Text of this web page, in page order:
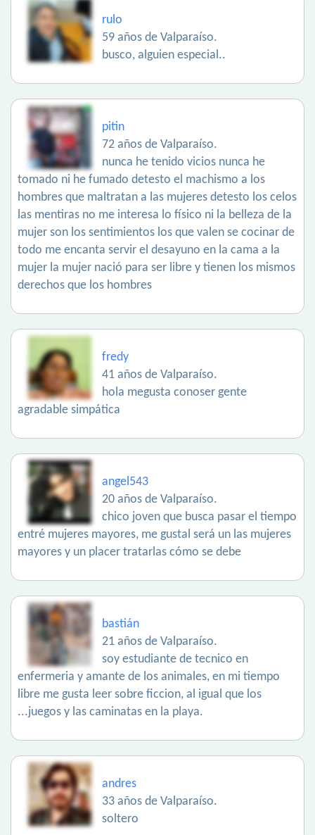
rulo
59 años de Valparaíso.
busco, alguien especial..
pitin
72 años de Valparaíso.
nunca he tenido vicios nunca he
tomado ni he fumado detesto el machismo a los
hombres que maltratan a las mujeres detesto los celos
las mentiras no me interesa lo físico ni la belleza de la
mujer son los sentimientos los que valen se cocinar de
todo me encanta servir el desayuno en la cama a la
mujer la mujer nació para ser libre y tienen los mismos
derechos que los hombres
fredy
41 años de Valparaíso.
hola megusta conoser gente
agradable simpática
angel543
20 años de Valparaíso.
chico joven que busca pasar el tiempo
entré mujeres mayores, me gustal será un las mujeres
mayores y un placer tratarlas cómo se debe
bastián
21 años de Valparaíso.
soy estudiante de tecnico en
enfermeria y amante de los animales, en mi tiempo
libre me gusta leer sobre ficcion, al igual que los
...juegos y las caminatas en la playa.
andres
33 años de Valparaíso.
soltero